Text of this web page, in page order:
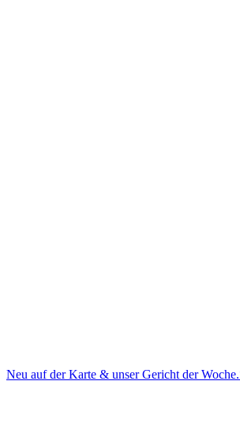
Neu auf der Karte & unser Gericht der